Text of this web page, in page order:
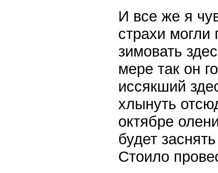
И все же я
страхи
зимовать
мере так он
иссякший
хлынуть
октябре
будет
Стоило